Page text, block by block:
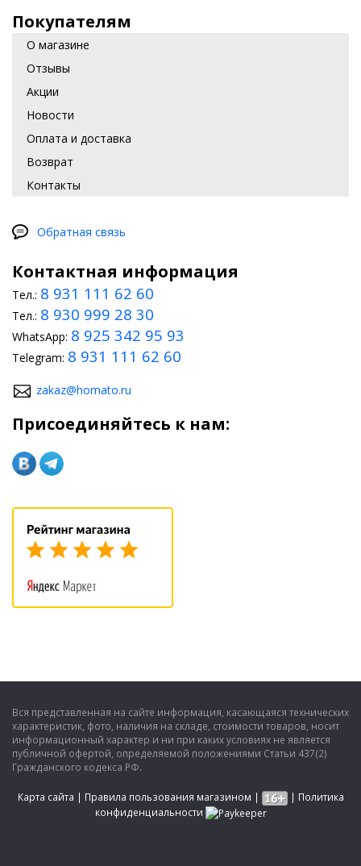
Покупателям
О магазине
Отзывы
Акции
Новости
Оплата и доставка
Возврат
Контакты
Обратная связь
Контактная информация
Тел.: 8 931 111 62 60
Тел.: 8 930 999 28 30
WhatsApp: 8 925 342 95 93
Telegram: 8 931 111 62 60
zakaz@homato.ru
Присоединяйтесь к нам:
Вся представленная на сайте информация, касающаяся технических
характеристик, фото, наличия на складе, стоимости товаров, носит
информационный характер и ни при каких условиях не является
публичной офертой, определяемой положениями Статьи 437(2)
Гражданского кодекса РФ.
Карта сайта | Правила пользования магазином | | Политика
конфиденциальности